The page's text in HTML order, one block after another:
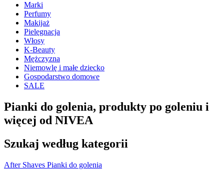
Marki
Perfumy
Makijaż
Pielęgnacja
Włosy
K-Beauty
Mężczyzna
Niemowlę i małe dziecko
Gospodarstwo domowe
SALE
Pianki do golenia, produkty po goleniu i
więcej od NIVEA
Szukaj według kategorii
After Shaves Pianki do golenia